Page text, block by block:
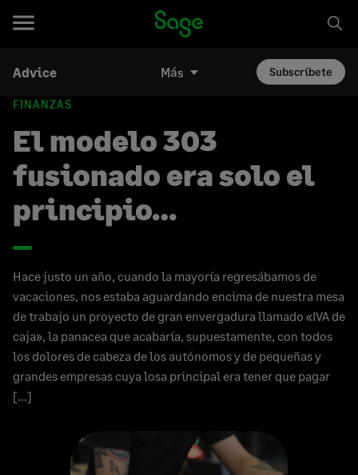
Advice Más Subscríbete
FINANZAS
El modelo 303
fusionado era solo el
principio…
Hace justo un año, cuando la mayoría regresábamos de
vacaciones, nos estaba aguardando encima de nuestra mesa
de trabajo un proyecto de gran envergadura llamado «IVA de
caja», la panacea que acabaría, supuestamente, con todos
los dolores de cabeza de los autónomos y de pequeñas y
grandes empresas cuya losa principal era tener que pagar
[…]